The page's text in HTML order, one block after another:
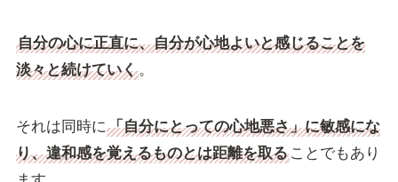
自分の心に正直に、自分が心地よいと感じることを
淡々と続けていく。
それは同時に「自分にとっての心地悪さ」に敏感にな
り、違和感を覚えるものとは距離を取ることでもあり